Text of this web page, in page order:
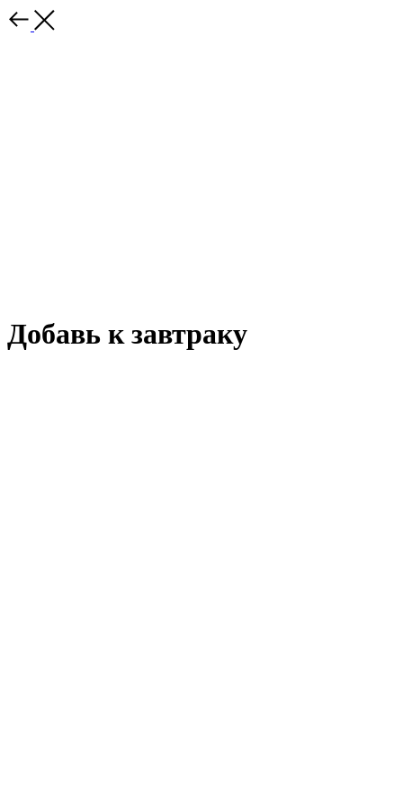
Добавь к завтраку